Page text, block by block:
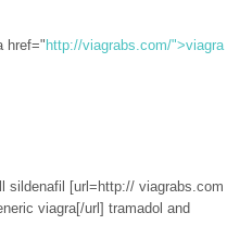
href=" http://viagrabs.com/">viagra
sildenafil [url=http:// viagrabs.com
viagra[/url] tramadol and